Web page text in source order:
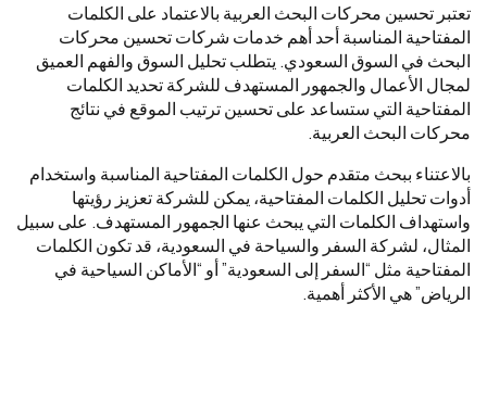
تعتبر تحسين محركات البحث العربية بالاعتماد على الكلمات
المفتاحية المناسبة أحد أهم خدمات شركات تحسين محركات
البحث في السوق السعودي. يتطلب تحليل السوق والفهم العميق
لمجال الأعمال والجمهور المستهدف للشركة تحديد الكلمات
المفتاحية التي ستساعد على تحسين ترتيب الموقع في نتائج
محركات البحث العربية.
بالاعتناء ببحث متقدم حول الكلمات المفتاحية المناسبة واستخدام
أدوات تحليل الكلمات المفتاحية، يمكن للشركة تعزيز رؤيتها
واستهداف الكلمات التي يبحث عنها الجمهور المستهدف. على سبيل
المثال، لشركة السفر والسياحة في السعودية، قد تكون الكلمات
المفتاحية مثل “السفر إلى السعودية” أو “الأماكن السياحية في
الرياض” هي الأكثر أهمية.